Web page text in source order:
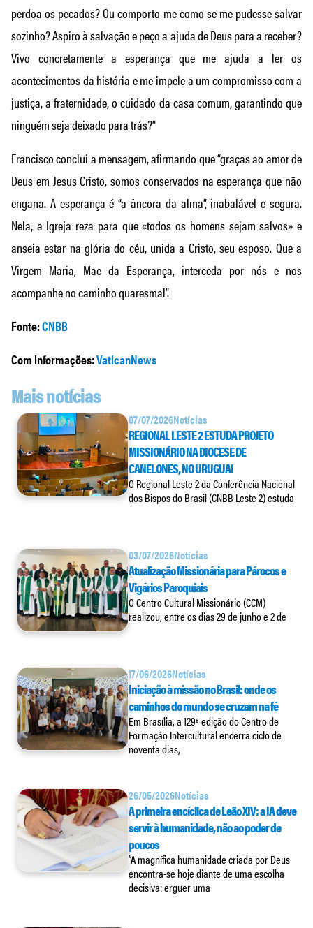
perdoa os pecados? Ou comporto-me como se me pudesse salvar
sozinho? Aspiro à salvação e peço a ajuda de Deus para a receber?
Vivo concretamente a esperança que me ajuda a ler os
acontecimentos da história e me impele a um compromisso com a
justiça, a fraternidade, o cuidado da casa comum, garantindo que
ninguém seja deixado para trás?”
Francisco conclui a mensagem, afirmando que “graças ao amor de
Deus em Jesus Cristo, somos conservados na esperança que não
engana. A esperança é “a âncora da alma”, inabalável e segura.
Nela, a Igreja reza para que «todos os homens sejam salvos» e
anseia estar na glória do céu, unida a Cristo, seu esposo. Que a
Virgem Maria, Mãe da Esperança, interceda por nós e nos
acompanhe no caminho quaresmal”.
Fonte:CNBB
Com informações:VaticanNews
Mais notícias
07/07/2026Notícias
REGIONAL LESTE 2 ESTUDA PROJETO
MISSIONÁRIO NA DIOCESE DE
CANELONES, NO URUGUAI
O Regional Leste 2 da Conferência Nacional
dos Bispos do Brasil (CNBB Leste 2) estuda
03/07/2026Notícias
Atualização Missionária para Párocos e
Vigários Paroquiais
O Centro Cultural Missionário (CCM)
realizou, entre os dias 29 de junho e 2 de
17/06/2026Notícias
Iniciação à missão no Brasil: onde os
caminhos do mundo se cruzam na fé
Em Brasília, a 129ª edição do Centro de
Formação Intercultural encerra ciclo de
noventa dias,
26/05/2026Notícias
A primeira encíclica de Leão XIV: a IA deve
servir à humanidade, não ao poder de
poucos
“A magnífica humanidade criada por Deus
encontra-se hoje diante de uma escolha
decisiva: erguer uma